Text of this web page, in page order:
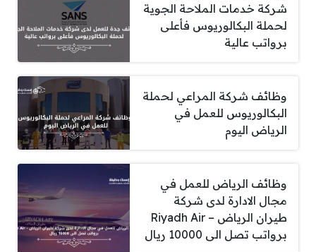
شركة خدمات الملاحة الجوية
لحملة البكالوريوس فأعلى
برواتب عالية
وظائف شركة المراعي لحملة
البكالوريوس للعمل في
الرياض اليوم
وظائف الرياض للعمل في
مجال الادارة لدى شركة
طيران الرياض – Riyadh Air
برواتب تصل الى 10000 ريال